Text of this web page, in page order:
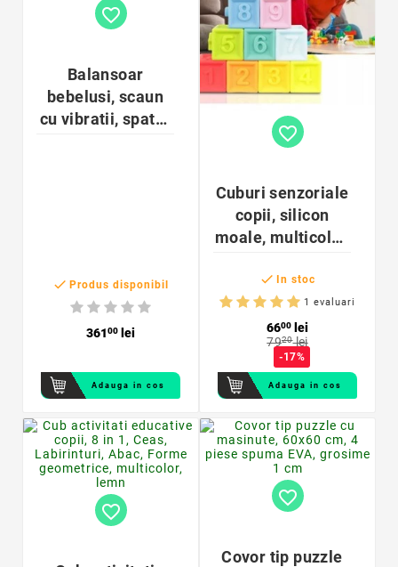
favorite_border
Balansoar
bebelusi, scaun
cu vibratii, spatar
 Produs disponibil
36100 lei
Adauga in cos
favorite_border
Cuburi senzoriale
copii, silicon
moale, multicolor,
10 bucati
 In stoc
1 evaluari
6600
lei
7920lei
-17%
Adauga in cos
favorite_border
favorite_border
Covor tip puzzle